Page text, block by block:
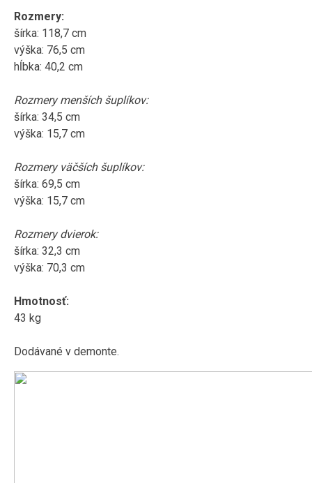
Rozmery:
šírka: 118,7 cm
výška: 76,5 cm
hĺbka: 40,2 cm
Rozmery menších šuplíkov:
šírka: 34,5 cm
výška: 15,7 cm
Rozmery väčších šuplíkov:
šírka: 69,5 cm
výška: 15,7 cm
Rozmery dvierok:
šírka: 32,3 cm
výška: 70,3 cm
Hmotnosť:
43 kg
Dodávané v demonte.